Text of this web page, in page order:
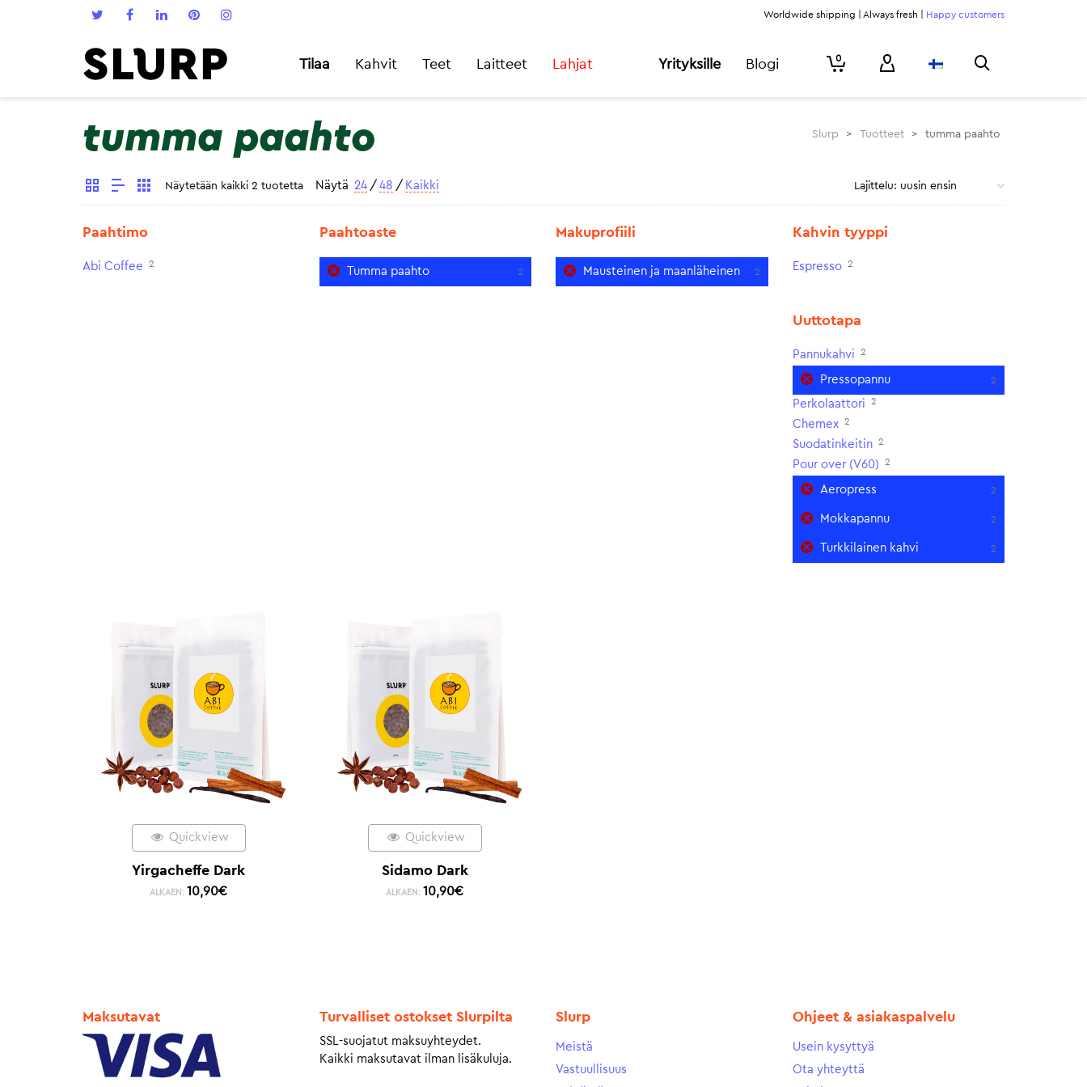
Worldwide shipping | Always fresh | Happy customers
Tilaa Kahvit Teet Laitteet Lahjat Yrityksille Blogi 0
tumma paahto Slurp > Tuotteet > tumma paahto
Näytetään kaikki 2 tuotetta Näytä 24 / 48 / Kaikki
Paahtimo
Abi Coffee 2
Paahtoaste
Tumma paahto 2
Makuprofiili
Mausteinen ja maanläheinen 2
Kahvin tyyppi
Espresso 2
Uuttotapa
Pannukahvi 2
Pressopannu 2
Perkolaattori 2
Chemex 2
Suodatinkeitin 2
Pour over (V60) 2
Aeropress 2
Mokkapannu 2
Turkkilainen kahvi 2
Quickview
Yirgacheffe Dark
ALKAEN: 10,90€
Quickview
Sidamo Dark
ALKAEN: 10,90€
Maksutavat Turvalliset ostokset Slurpilta
SSL-suojatut maksuyhteydet.
Kaikki maksutavat ilman lisäkuluja.
Slurp
Meistä
Vastuullisuus
Ohjeet & asiakaspalvelu
Usein kysyttyä
Ota yhteyttä